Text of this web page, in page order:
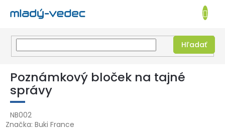
Prejsť
obsah
EUR
Hľadať
KOŠÍK
Poznámkový bloček na tajné
správy
NB002
Značka: Buki France